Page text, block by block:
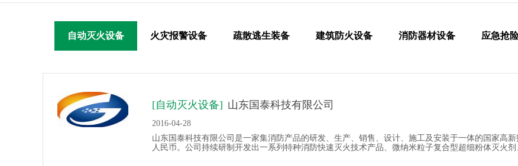
自动灭火设备 火灾报警设备 疏散逃生装备 建筑防火设备 消防器材设备 应急抢
[自动灭火设备] 山东国泰科技有限公司
2016-04-28
山东国泰科技有限公司是一家集消防产品的研发、生产、销售、设计、施工及安装于一体的国家高
人民币。公司持续研制开发出一系列特种消防快速灭火技术产品、微纳米粒子复合型超细粉体灭火